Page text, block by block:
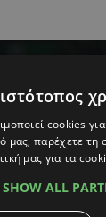
cookies
μας, παρέχετε
μας για τα
SHOW ALL